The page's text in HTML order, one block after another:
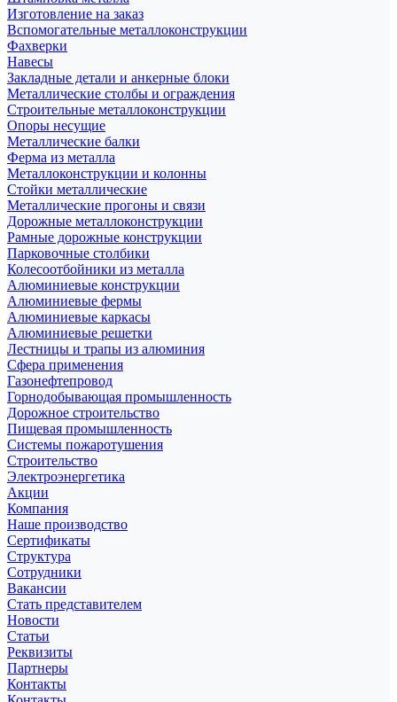
Изготовление на заказ
Вспомогательные металлоконструкции
Фахверки
Навесы
Закладные детали и анкерные блоки
Металлические столбы и ограждения
Строительные металлоконструкции
Опоры несущие
Металлические балки
Ферма из металла
Металлоконструкции и колонны
Стойки металлические
Металлические прогоны и связи
Дорожные металлоконструкции
Рамные дорожные конструкции
Парковочные столбики
Колесоотбойники из металла
Алюминиевые конструкции
Алюминиевые фермы
Алюминиевые каркасы
Алюминиевые решетки
Лестницы и трапы из алюминия
Сфера применения
Газонефтепровод
Горнодобывающая промышленность
Дорожное строительство
Пищевая промышленность
Системы пожаротушения
Строительство
Электроэнергетика
Акции
Компания
Наше производство
Сертификаты
Структура
Сотрудники
Вакансии
Стать представителем
Новости
Статьи
Реквизиты
Партнеры
Контакты